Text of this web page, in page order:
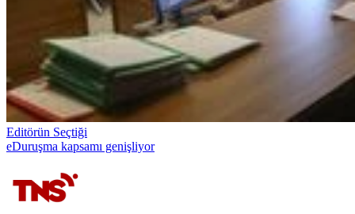
Editörün Seçtiği
eDuruşma kapsamı genişliyor